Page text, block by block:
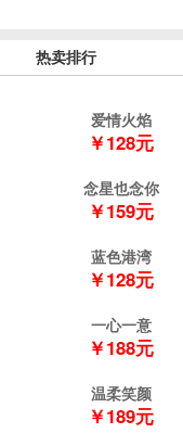
热卖排行
爱情火焰
￥128元
念星也念你
￥159元
蓝色港湾
￥128元
一心一意
￥188元
温柔笑颜
￥189元